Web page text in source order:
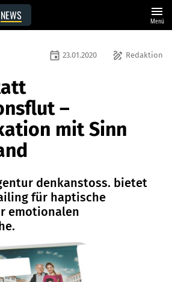
NEWS menu
Menü
draw Redaktion
event 23.01.2020
–
mit Sinn
denkanstoss. bietet
für haptische
emotionalen